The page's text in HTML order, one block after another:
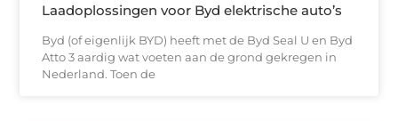
Laadoplossingen voor Byd elektrische auto’s
Byd (of eigenlijk BYD) heeft met de Byd Seal U en Byd
Atto 3 aardig wat voeten aan de grond gekregen in
Nederland. Toen de